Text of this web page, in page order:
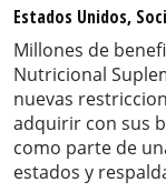
Estados Unidos,
Millones de
Nutricional
nuevas
adquirir con sus
como parte de
estados y